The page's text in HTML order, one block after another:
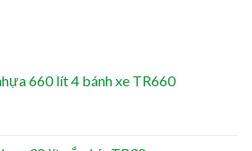
660 lít 4 bánh xe TR660